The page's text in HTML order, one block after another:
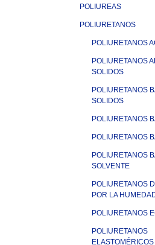
POLIUREAS
POLIURETANOS
POLIURETANOS
POLIURETANOS
SOLIDOS
POLIURETANOS
SOLIDOS
POLIURETANOS
POLIURETANOS
POLIURETANOS
SOLVENTE
POLIURETANOS
POR LA
POLIURETANOS
POLIURETANOS
ELASTOMÉRICOS